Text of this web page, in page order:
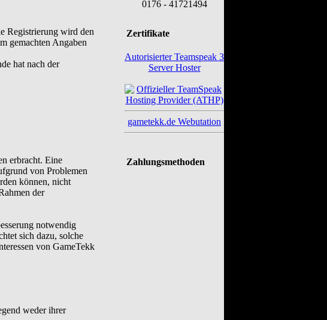
Registrierung wird den
gemachten Angaben
hat nach der
erbracht. Eine
von Problemen
können, nicht
der
notwendig
sich dazu, solche
von GameTekk
weder ihrer
0176 - 41721494
Zertifikate
Autorisierter Teamspeak 3
Server Hoster
gametekk.de Webutation
Zahlungsmethoden